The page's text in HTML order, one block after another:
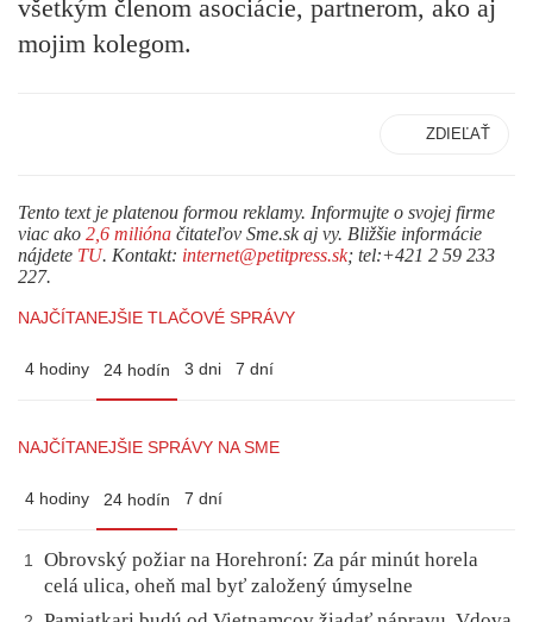
všetkým členom asociácie, partnerom, ako aj
mojim kolegom.
ZDIEĽAŤ
Tento text je platenou formou reklamy. Informujte o svojej firme
viac ako 2,6 milióna čitateľov Sme.sk aj vy. Bližšie informácie
nájdete TU. Kontakt: internet@petitpress.sk; tel:+421 2 59 233
227.
NAJČÍTANEJŠIE TLAČOVÉ SPRÁVY
4 hodiny 24 hodín 3 dni 7 dní
NAJČÍTANEJŠIE SPRÁVY NA SME
4 hodiny 24 hodín 7 dní
1
Obrovský požiar na Horehroní: Za pár minút horela
celá ulica, oheň mal byť založený úmyselne